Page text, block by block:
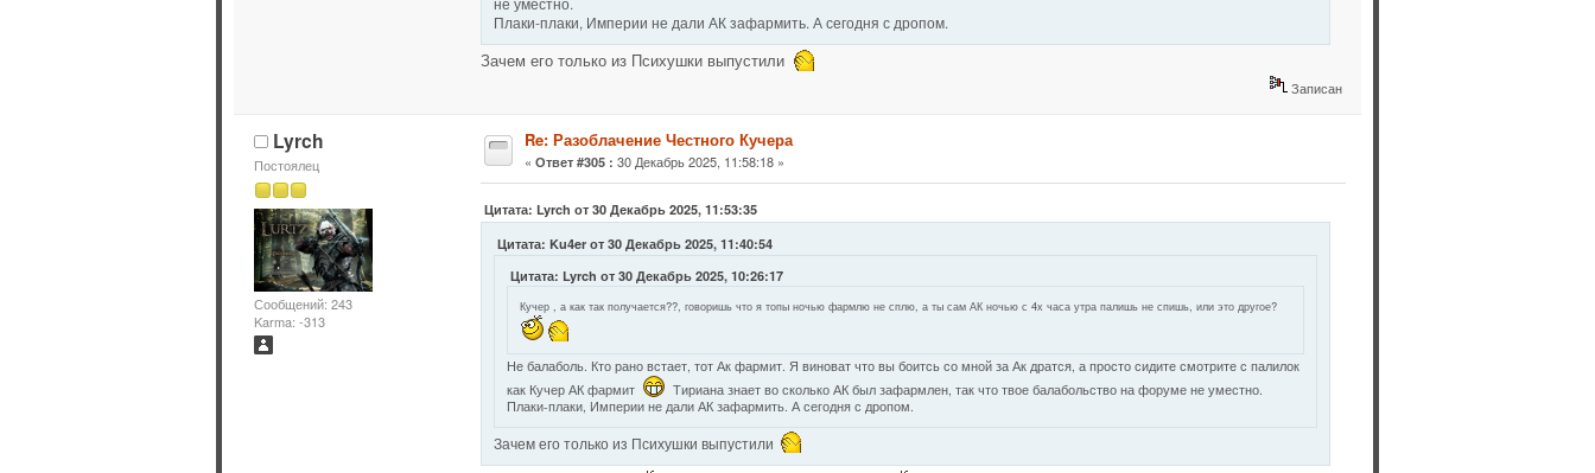
Плаки-плаки, Империи не дали АК зафармить. А сегодня с дропом.
Зачем его только из Психушки выпустили
Записан
Lyrch
Постоялец
Сообщений: 243
Karma: -313
Re: Разоблачение Честного Кучера
« Ответ #305 : 30 Декабрь 2025, 11:58:18 »
Цитата: Lyrch от 30 Декабрь 2025, 11:53:35
Цитата: Ku4er от 30 Декабрь 2025, 11:40:54
Цитата: Lyrch от 30 Декабрь 2025, 10:26:17
Кучер , а как так получается??, говоришь что я топы ночью фармлю не сплю, а ты сам АК ночью с 4х часа утра палишь не спишь, или это другое?
Не балаболь. Кто рано встает, тот Ак фармит. Я виноват что вы боитсь со мной за Ак дратся, а просто сидите смотрите с палилок
как Кучер АК фармит
Тириана знает во сколько АК был зафармлен, так что твое балабольство на форуме не уместно.
Плаки-плаки, Империи не дали АК зафармить. А сегодня с дропом.
Зачем его только из Психушки выпустили